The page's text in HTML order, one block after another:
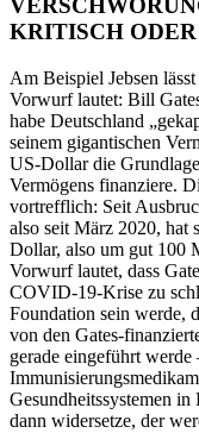
KRITISCH
Am Beispiel Jebsen
Vorwurf lautet: Bill
habe Deutschland
seinem gigantischen
US-Dollar die
Vermögens finanziere.
vortrefflich: Seit
also seit März 2020, hat
Dollar, also um gut 100
Vorwurf lautet, dass
COVID-19-Krise zu
Foundation sein werde,
von den Gates-
gerade eingeführt werde
Gesundheitssystemen
dann widersetze, der